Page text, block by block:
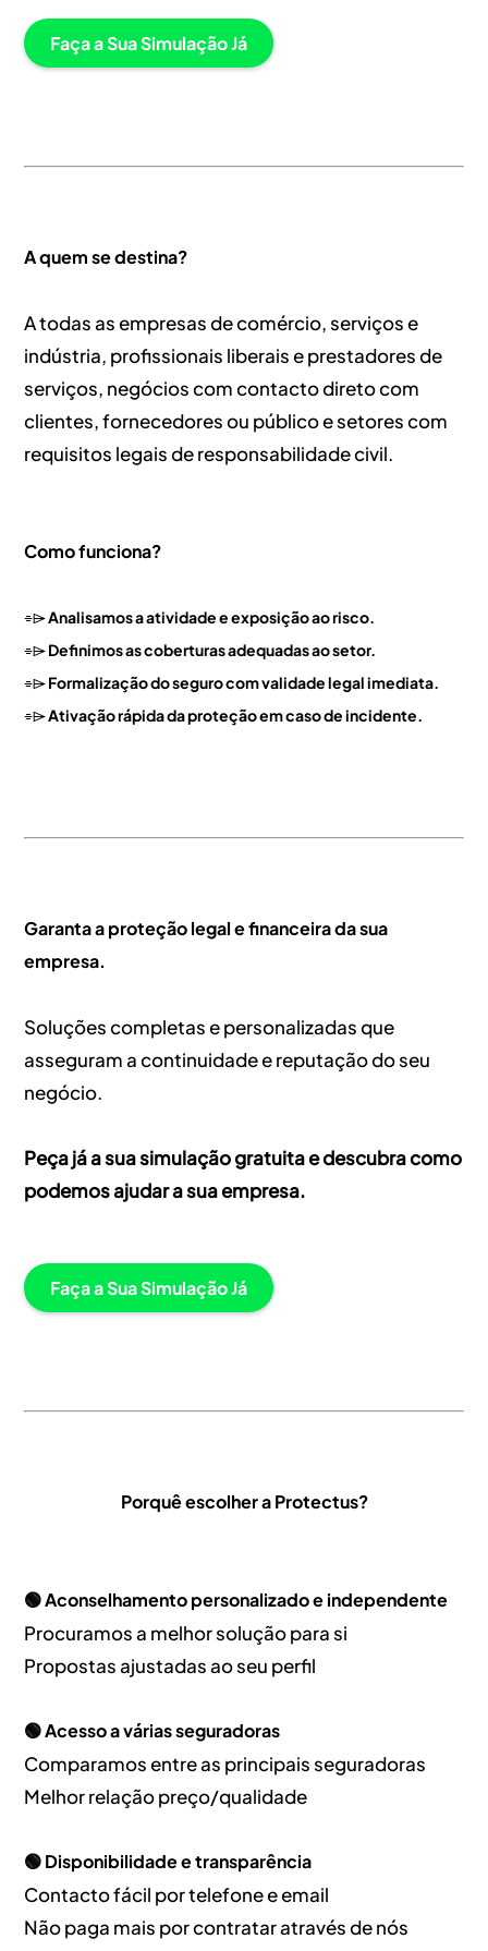
Faça a Sua Simulação Já
A quem se destina?
A todas as empresas de comércio, serviços e
indústria, profissionais liberais e prestadores de
serviços, negócios com contacto direto com
clientes, fornecedores ou público e setores com
requisitos legais de responsabilidade civil.
Como funciona?
⌯⌲Analisamos a atividade e exposição ao risco.
⌯⌲Definimos as coberturas adequadas ao setor.
⌯⌲Formalização do seguro com validade legal imediata.
⌯⌲Ativação rápida da proteção em caso de incidente.
Garanta a proteção legal e financeira da sua
empresa.
Soluções completas e personalizadas que
asseguram a continuidade e reputação do seu
negócio.
Peça já a sua simulação gratuita e descubra como
podemos ajudar a sua empresa.
Faça a Sua Simulação Já
Porquê escolher a Protectus?
🟢 Aconselhamento personalizado e independente
Procuramos a melhor solução para si
Propostas ajustadas ao seu perfil
🟢 Acesso a várias seguradoras
Comparamos entre as principais seguradoras
Melhor relação preço/qualidade
🟢 Disponibilidade e transparência
Contacto fácil por telefone e email
Não paga mais por contratar através de nós